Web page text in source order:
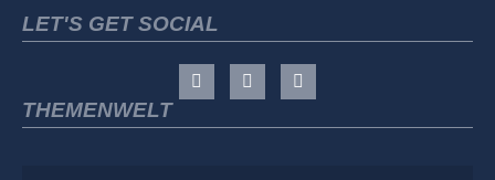
LET'S GET SOCIAL
THEMENWELT